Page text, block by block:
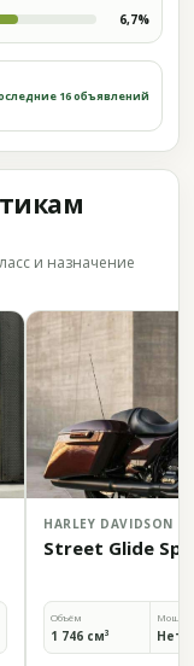
6,7%
16 объявлений
и назначение
HARLEY DAVIDSON
Street Glide
Объём
1 746 см³ Нет